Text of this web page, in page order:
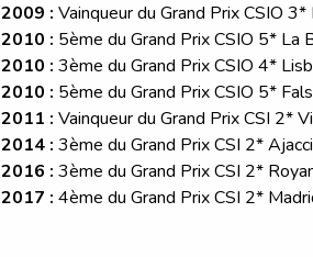
2009 :Vainqueur du Grand Prix CSIO
2010 : 5ème du Grand Prix CSIO 5* La
2010 :3ème du Grand Prix CSIO 4*
2010 : 5ème du Grand Prix CSIO 5*
2011 :Vainqueur du Grand Prix CSI 2*
2014 :3ème du Grand Prix CSI 2*
2016 :3ème du Grand Prix CSI 2*
2017 :4ème du Grand Prix CSI 2*